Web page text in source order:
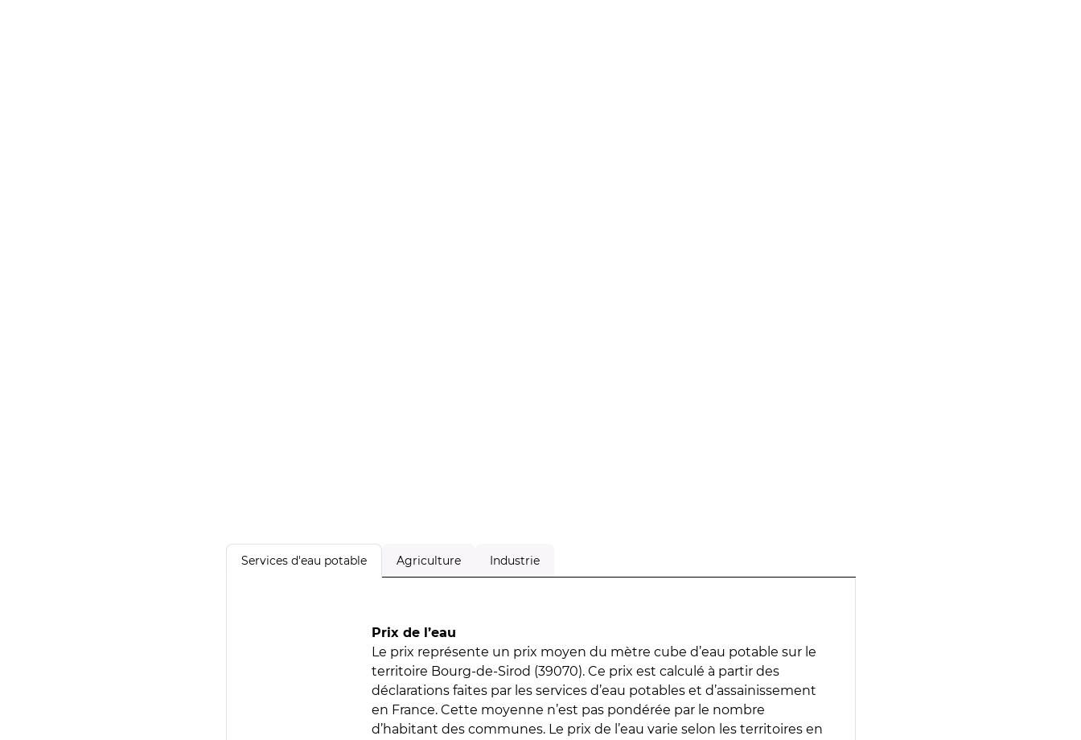
Services d'eau potable Agriculture Industrie
Prix de l’eau
Le prix représente un prix moyen du mètre cube d’eau potable sur le
territoire Bourg-de-Sirod (39070). Ce prix est calculé à partir des
déclarations faites par les services d’eau potables et d’assainissement
en France. Cette moyenne n’est pas pondérée par le nombre
d’habitant des communes. Le prix de l’eau varie selon les territoires en